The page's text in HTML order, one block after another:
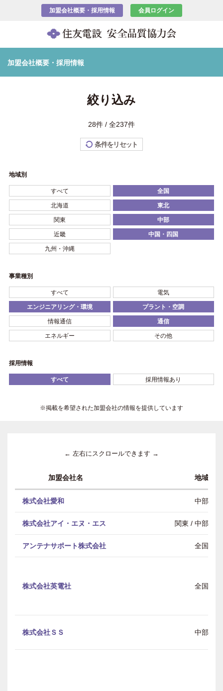
加盟会社概要・採用情報 会員ログイン
加盟会社概要・採用情報
絞り込み
28件 / 全237件
条件をリセット
地域別
すべて 全国
北海道 東北
関東 中部
近畿 中国・四国
九州・沖縄
事業種別
すべて 電気
エンジニアリング・環境 プラント・空調
情報通信 通信
エネルギー その他
採用情報
すべて 採用情報あり
※掲載を希望された加盟会社の情報を提供しています
← 左右にスクロールできます →
加盟会社名 地域
株式会社愛和 中部
株式会社アイ・エヌ・エス 関東 / 中部 / 近
アンテナサポート株式会社 全国
株式会社英電社 全国
株式会社ＳＳ 中部